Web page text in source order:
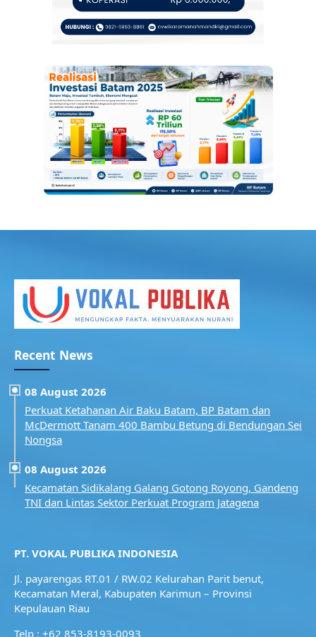
Recent News
08 August 2026
Perkuat Ketahanan Air Baku Batam, BP Batam dan
McDermott Tanam 400 Bambu Betung di Bendungan Sei
Nongsa
08 August 2026
Kecamatan Sidikalang Galang Gotong Royong, Gandeng
TNI dan Lintas Sektor Perkuat Program Jatagena
PT. VOKAL PUBLIKA INDONESIA
Jl. payarengas RT.01 / RW.02 Kelurahan Parit benut,
Kecamatan Meral, Kabupaten Karimun – Provinsi
Kepulauan Riau
Telp : +62 853-8193-0093